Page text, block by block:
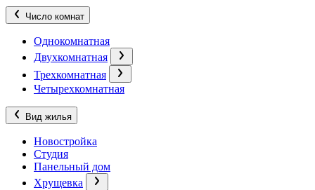
Число комнат
Однокомнатная
Двухкомнатная
Трехкомнатная
Четырехкомнатная
Вид жилья
Новостройка
Студия
Панельный дом
Хрущевка